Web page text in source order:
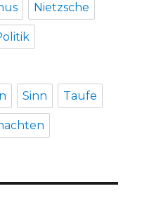
Nietzsche
Sinn Taufe